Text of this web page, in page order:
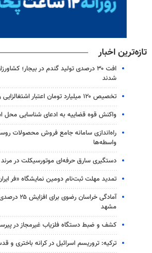
تازه‌ترین اخبار
افت ۳۰ درصدی تولید گندم در بیجار؛
شدند
تخصیص ۱۲۰ میلیارد تومان اعتبار اشتغالزایی روستایی در همدان
واکنش قوه قضاییه به ادعای شناسایی محل
راه‌اندازی سامانه جامع فروش محصولات
واسطه‌ها
دستگیری سارق حرفه‌ای موتورسیکلت در مرند
تمدید مهلت ثبت‌نام دومین نمایشگاه «فر ایران ۲» تا ۳۱
آمادگی
مشهد
کشف و ضبط دستگاه فلزیاب غیرمجاز در
ترکیه: تروریسم اسرائیل در کرانه باختری و